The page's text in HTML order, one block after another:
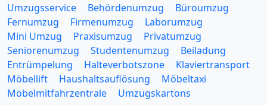
Umzugsservice Behördenumzug
Büroumzug
Fernumzug
Firmenumzug
Laborumzug
Mini Umzug
Praxisumzug
Privatumzug
Seniorenumzug
Studentenumzug
Beiladung
Entrümpelung
Halteverbotszone
Klaviertransport
Möbellift
Haushaltsauflösung
Möbeltaxi
Möbelmitfahrzentrale
Umzugskartons